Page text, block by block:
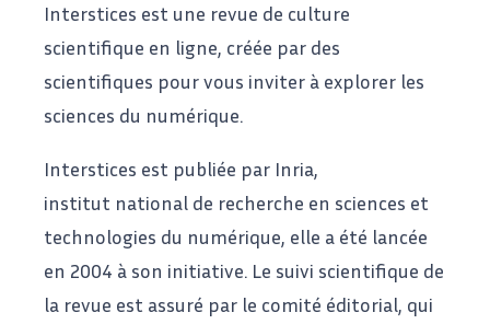
Interstices est une revue de culture
scientifique en ligne, créée par des
scientifiques pour vous inviter à explorer les
sciences du numérique.
Interstices est publiée par Inria,
institut national de recherche en sciences et
technologies du numérique, elle a été lancée
en 2004 à son initiative. Le suivi scientifique de
la revue est assuré par le comité éditorial, qui